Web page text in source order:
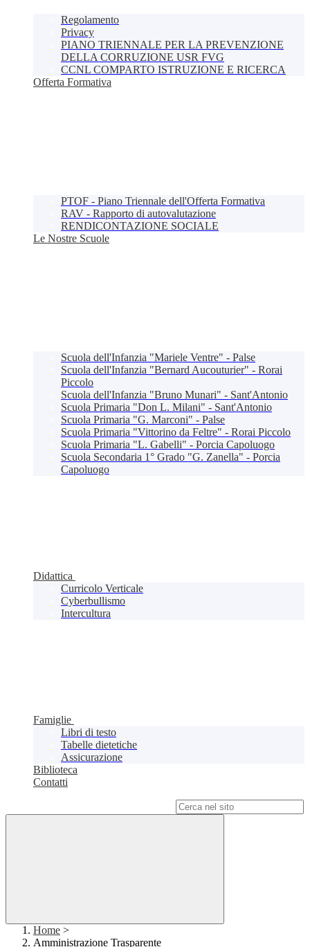
Regolamento
Privacy
PIANO TRIENNALE PER LA PREVENZIONE
DELLA CORRUZIONE USR FVG
CCNL COMPARTO ISTRUZIONE E RICERCA
Offerta Formativa
PTOF - Piano Triennale dell'Offerta Formativa
RAV - Rapporto di autovalutazione
RENDICONTAZIONE SOCIALE
Le Nostre Scuole
Scuola dell'Infanzia "Mariele Ventre" - Palse
Scuola dell'Infanzia "Bernard Aucouturier" - Rorai
Piccolo
Scuola dell'Infanzia "Bruno Munari" - Sant'Antonio
Scuola Primaria "Don L. Milani" - Sant'Antonio
Scuola Primaria "G. Marconi" - Palse
Scuola Primaria "Vittorino da Feltre" - Rorai Piccolo
Scuola Primaria "L. Gabelli" - Porcia Capoluogo
Scuola Secondaria 1° Grado "G. Zanella" - Porcia
Capoluogo
Didattica
Curricolo Verticale
Cyberbullismo
Intercultura
Famiglie
Libri di testo
Tabelle dietetiche
Assicurazione
Biblioteca
Contatti
Home >
Amministrazione Trasparente